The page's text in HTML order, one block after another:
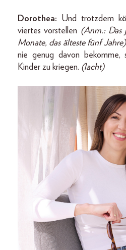
Dorothea: Und trotzdem
viertes vorstellen (Anm.: Das
Monate, das älteste fünf Jahre)
nie genug davon bekomme,
Kinder zu kriegen. (lacht)